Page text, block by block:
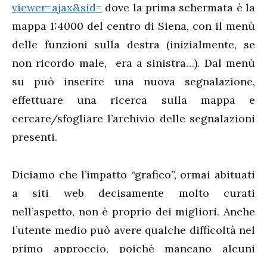
viewer=ajax&sid= dove la prima schermata è la
mappa 1:4000 del centro di Siena, con il menù
delle funzioni sulla destra (inizialmente, se
non ricordo male, era a sinistra…). Dal menù
su può inserire una nuova segnalazione,
effettuare una ricerca sulla mappa e
cercare/sfogliare l’archivio delle segnalazioni
presenti.
Diciamo che l’impatto “grafico”, ormai abituati
a siti web decisamente molto curati
nell’aspetto, non è proprio dei migliori. Anche
l’utente medio può avere qualche difficoltà nel
primo approccio, poiché mancano alcuni